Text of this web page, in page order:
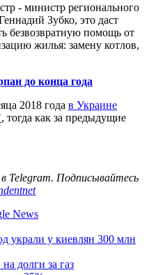
- министр регионального
Зубко, это даст
безвозвратную помощь от
жилья: замену котлов,
до конца года
2018 года в Украине
, тогда как за предыдущие
в Telegram. Подписывайтесь
News
украли у киевлян 300 млн
долги за газ